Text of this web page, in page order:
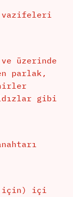
vazifeleri
üzerinde
parlak,
gibi
için) içi